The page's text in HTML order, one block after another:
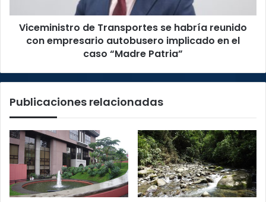
autobusero
implicado
“Madre
Viceministro de Transportes se habría reunido
con empresario autobusero implicado en el
caso “Madre Patria”
Publicaciones relacionadas